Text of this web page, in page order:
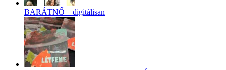
BARÁTNŐ – digitálisan